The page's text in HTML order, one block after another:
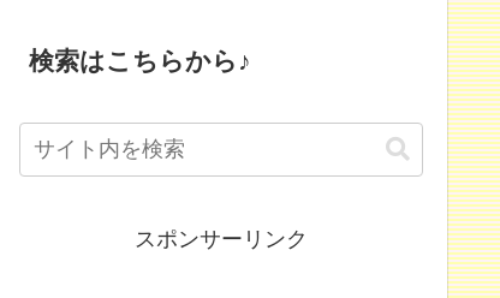
検索はこちらから♪
スポンサーリンク